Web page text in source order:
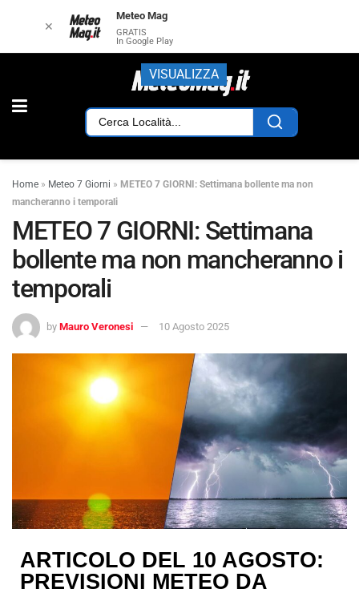
Home » Meteo 7 Giorni » METEO 7 GIORNI: Settimana bollente ma non
mancheranno i temporali
METEO 7 GIORNI: Settimana
bollente ma non mancheranno i
temporali
by Mauro Veronesi 10 Agosto 2025
ARTICOLO DEL 10 AGOSTO:
PREVISIONI METEO DA
✕
Meteo Mag
GRATIS
In Google Play
VISUALIZZA